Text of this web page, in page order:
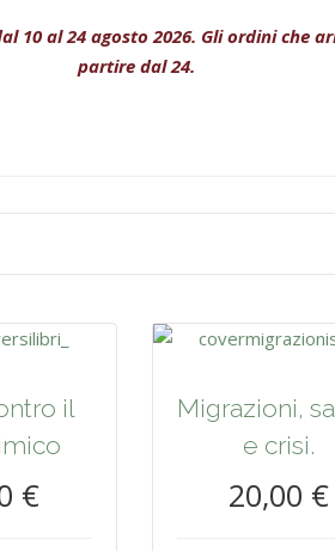
10 al 24 agosto 2026. Gli ordini che
partire dal 24.
il
€
Migrazioni,
e crisi.
20,00 €